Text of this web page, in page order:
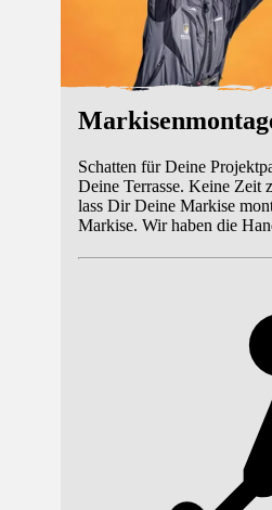
Schatten für Deine
Deine Terrasse. Keine Zeit
lass Dir Deine Markise
Markise. Wir haben die